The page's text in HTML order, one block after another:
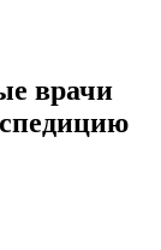
врачи